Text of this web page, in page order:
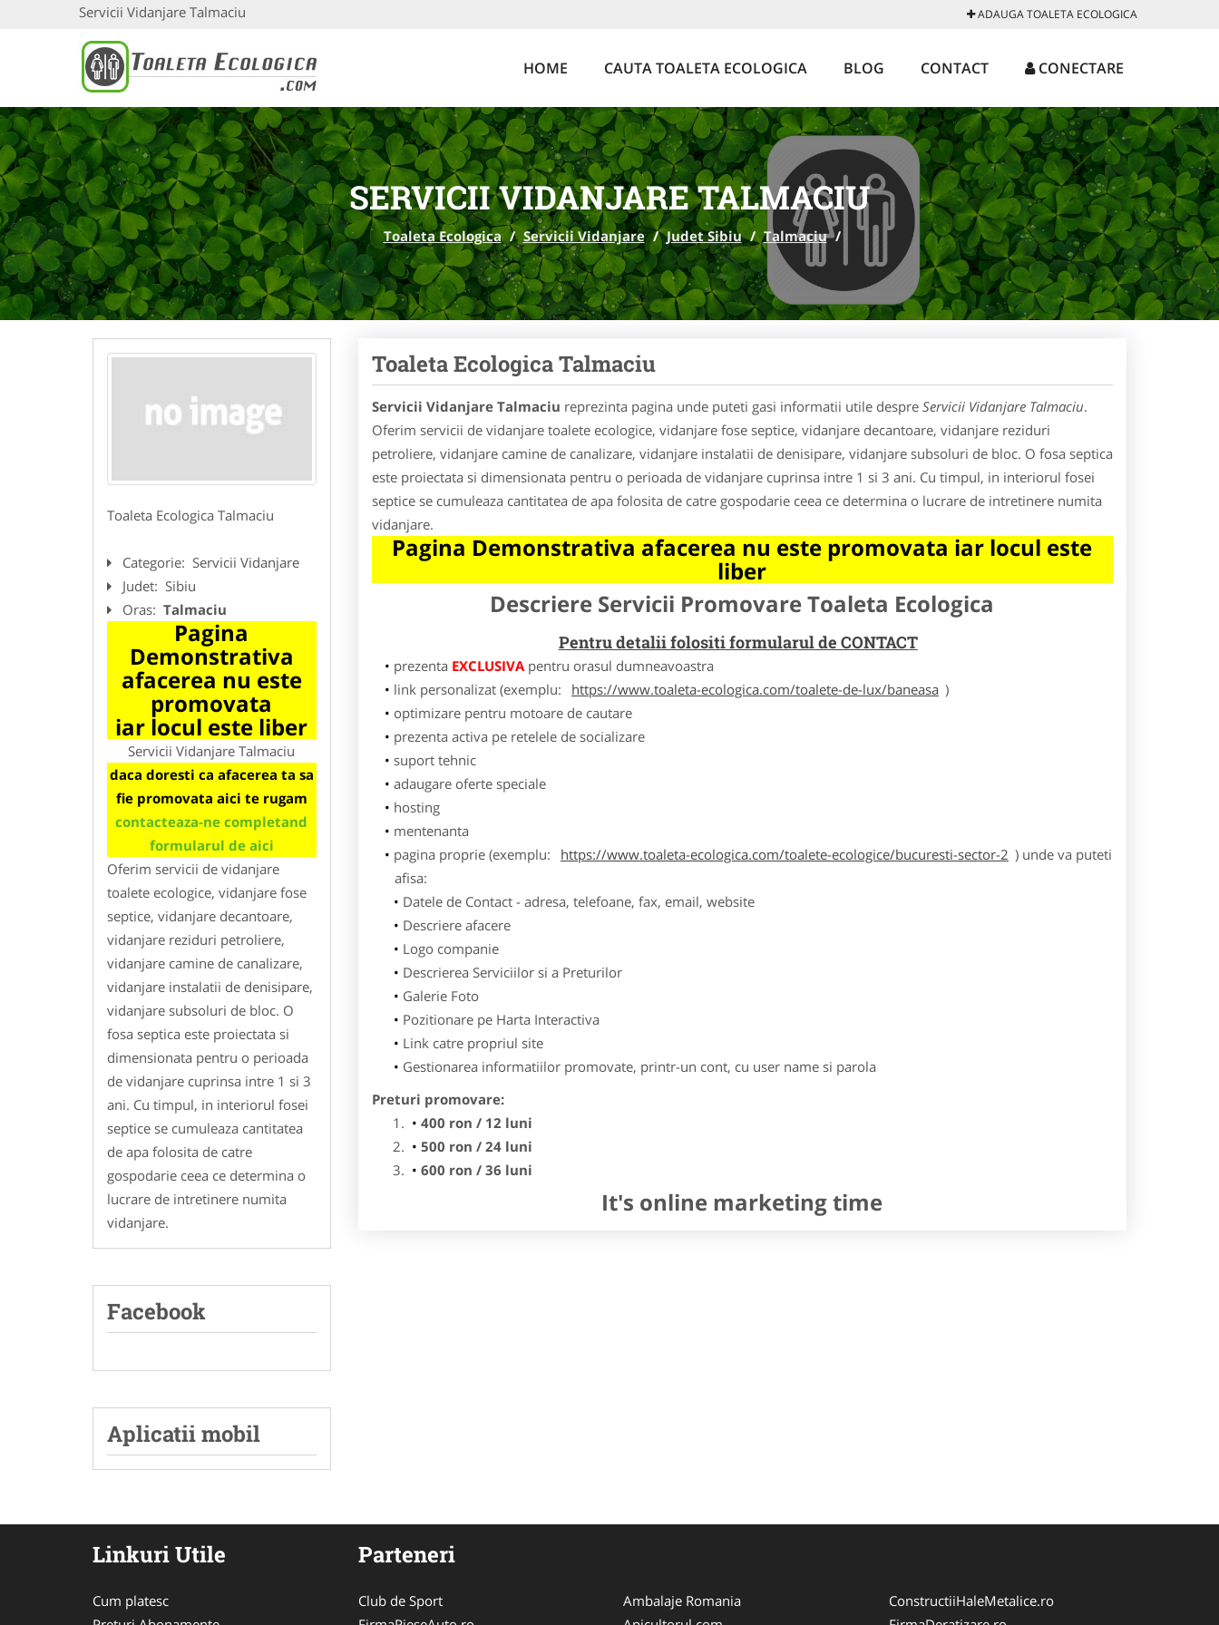
Servicii Vidanjare Talmaciu ADAUGA TOALETA ECOLOGICA
HOME CAUTA TOALETA ECOLOGICA BLOG CONTACT CONECTARE
SERVICII VIDANJARE TALMACIU
Toaleta Ecologica / Servicii Vidanjare / Judet Sibiu / Talmaciu /
Toaleta Ecologica Talmaciu
Categorie: Servicii Vidanjare
Judet: Sibiu
Oras: Talmaciu
Pagina
Demonstrativa
afacerea nu este
promovata
iar locul este liber
Servicii Vidanjare Talmaciu
daca doresti ca afacerea ta sa
fie promovata aici te rugam
contacteaza-ne completand
formularul de aici
Oferim servicii de vidanjare
toalete ecologice, vidanjare fose
septice, vidanjare decantoare,
vidanjare reziduri petroliere,
vidanjare camine de canalizare,
vidanjare instalatii de denisipare,
vidanjare subsoluri de bloc. O
fosa septica este proiectata si
dimensionata pentru o perioada
de vidanjare cuprinsa intre 1 si 3
ani. Cu timpul, in interiorul fosei
septice se cumuleaza cantitatea
de apa folosita de catre
gospodarie ceea ce determina o
lucrare de intretinere numita
vidanjare.
Facebook
Aplicatii mobil
Toaleta Ecologica Talmaciu
Servicii Vidanjare Talmaciu reprezinta pagina unde puteti gasi informatii utile despre Servicii Vidanjare Talmaciu.
Oferim servicii de vidanjare toalete ecologice, vidanjare fose septice, vidanjare decantoare, vidanjare reziduri
petroliere, vidanjare camine de canalizare, vidanjare instalatii de denisipare, vidanjare subsoluri de bloc. O fosa septica
este proiectata si dimensionata pentru o perioada de vidanjare cuprinsa intre 1 si 3 ani. Cu timpul, in interiorul fosei
septice se cumuleaza cantitatea de apa folosita de catre gospodarie ceea ce determina o lucrare de intretinere numita
vidanjare.
Pagina Demonstrativa afacerea nu este promovata iar locul este
liber
Descriere Servicii Promovare Toaleta Ecologica
Pentru detalii folositi formularul de CONTACT
prezenta EXCLUSIVApentru orasul dumneavoastra
link personalizat (exemplu:
https://www.toaleta-ecologica.com/toalete-de-lux/baneasa )
optimizare pentru motoare de cautare
prezenta activa pe retelele de socializare
suport tehnic
adaugare oferte speciale
hosting
mentenanta
pagina proprie (exemplu:
https://www.toaleta-ecologica.com/toalete-ecologice/bucuresti-sector-2 ) unde va puteti
afisa:
Datele de Contact - adresa, telefoane, fax, email, website
Descriere afacere
Logo companie
Descrierea Serviciilor si a Preturilor
Galerie Foto
Pozitionare pe Harta Interactiva
Link catre propriul site
Gestionarea informatiilor promovate, printr-un cont, cu user name si parola
Preturi promovare:
400 ron / 12 luni
500 ron / 24 luni
600 ron / 36 luni
It's online marketing time
Linkuri Utile
Cum platesc
Parteneri
Club de Sport
Ambalaje Romania
ConstructiiHaleMetalice.ro